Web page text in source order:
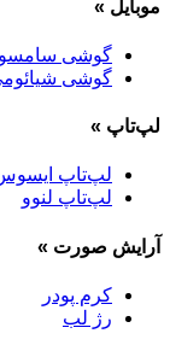
موبایل »
گوشی
گوشی
لپ‌تاپ »
لپ‌تاپ
لپ‌تاپ لنوو
آرایش صورت »
کرم پودر
رژ لب